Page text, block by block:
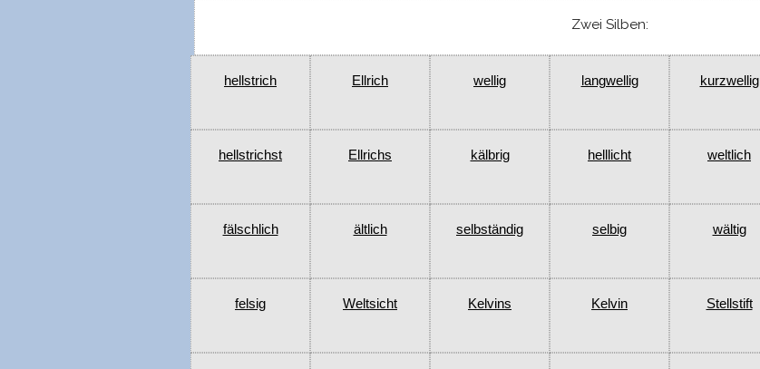
Zwei Silben:
hellstrich Ellrich wellig langwellig kurzwellig
hellstrichst Ellrichs kälbrig helllicht weltlich
fälschlich ältlich selbständig selbig wältig
felsig Weltsicht Kelvins Kelvin Stellstift